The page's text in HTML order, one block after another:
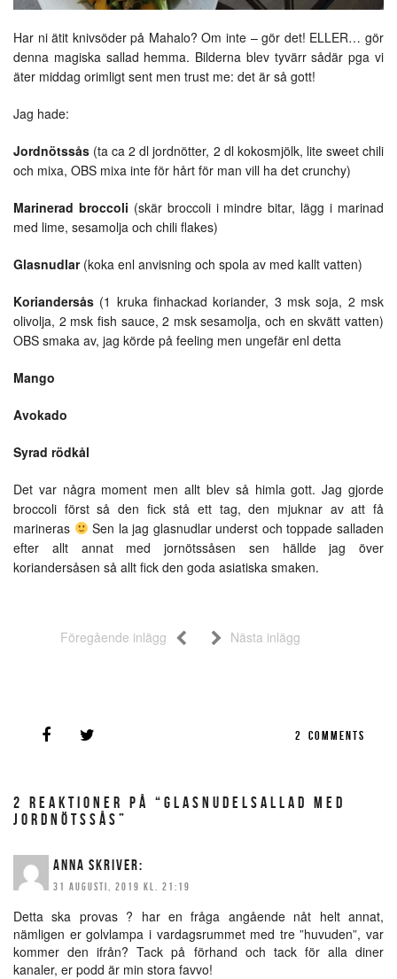
Har ni ätit knivsöder på Mahalo? Om inte – gör det! ELLER… gör
denna magiska sallad hemma. Bilderna blev tyvärr sådär pga vi
äter middag orimligt sent men trust me: det är så gott!
Jag hade:
Jordnötssås (ta ca 2 dl jordnötter, 2 dl kokosmjölk, lite sweet chili
och mixa, OBS mixa inte för hårt för man vill ha det crunchy)
Marinerad broccoli (skär broccoli i mindre bitar, lägg i marinad
med lime, sesamolja och chili flakes)
Glasnudlar(koka enl anvisning och spola av med kallt vatten)
Koriandersås (1 kruka finhackad koriander, 3 msk soja, 2 msk
olivolja, 2 msk fish sauce, 2 msk sesamolja, och en skvätt vatten)
OBS smaka av, jag körde på feeling men ungefär enl detta
Mango
Avokado
Syrad rödkål
Det var några moment men allt blev så himla gott. Jag gjorde
broccoli först så den fick stå ett tag, den mjuknar av att få
marineras
Sen la jag glasnudlar underst och toppade salladen
efter allt annat med jornötssåsen sen hällde jag över
koriandersåsen så allt fick den goda asiatiska smaken.
Föregående inlägg Nästa inlägg
2 COMMENTS
2 REAKTIONER PÅ “GLASNUDELSALLAD MED
JORDNÖTSSÅS”
ANNA SKRIVER:
31 AUGUSTI, 2019 KL. 21:19
Detta ska provas ? har en fråga angående nåt helt annat,
nämligen er golvlampa i vardagsrummet med tre ”huvuden”, var
kommer den ifrån? Tack på förhand och tack för alla diner
kanaler, er podd är min stora favvo!